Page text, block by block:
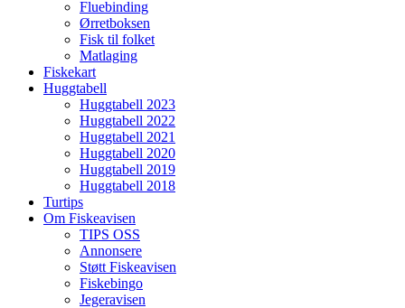
Fluebinding
Ørretboksen
Fisk til folket
Matlaging
Fiskekart
Huggtabell
Huggtabell 2023
Huggtabell 2022
Huggtabell 2021
Huggtabell 2020
Huggtabell 2019
Huggtabell 2018
Turtips
Om Fiskeavisen
TIPS OSS
Annonsere
Støtt Fiskeavisen
Fiskebingo
Jegeravisen